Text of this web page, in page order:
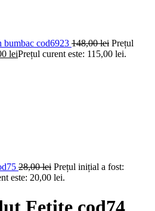
bumbac cod6923 148,00lei Prețul
leiPrețul curent este: 115,00 lei.
28,00lei Prețul inițial a fost:
este: 20,00 lei.